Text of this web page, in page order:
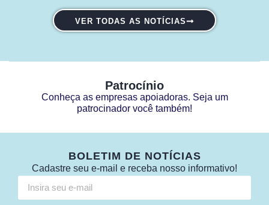
VER TODAS AS NOTÍCIAS
Patrocínio
Conheça as empresas apoiadoras. Seja um
patrocinador você também!
BOLETIM DE NOTÍCIAS
Cadastre seu e-mail e receba nosso informativo!